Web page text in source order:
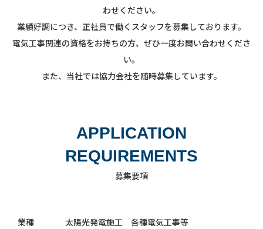
わせください。
業績好調につき、正社員で働くスタッフを募集しております。
電気工事関連の資格をお持ちの方、ぜひ一度お問い合わせくださ
い。
また、当社では協力会社を随時募集しています。
APPLICATION
REQUIREMENTS
募集要項
業種 太陽光発電施工 各種電気工事等